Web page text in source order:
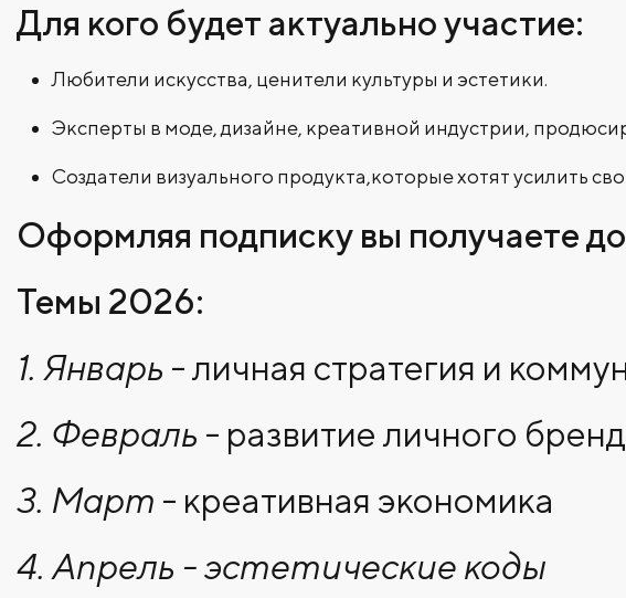
Для кого будет актуально участие:
Любители искусства, ценители культуры и эстетики.
Эксперты в моде, дизайне, креативной индустрии,
Создатели визуального продукта,которые хотят усилить
Оформляя подписку вы получаете
Темы 2026:
1. Январь - личная стратегия и
2. Февраль - развитие личного
3. Март - креативная экономика
4. Апрель - эстетические коды